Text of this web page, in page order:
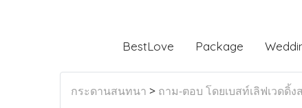
BestLove Package
กระดานสนทนา > ถาม-ตอบ โดยเบสท์เลิฟเวดดิ้ง